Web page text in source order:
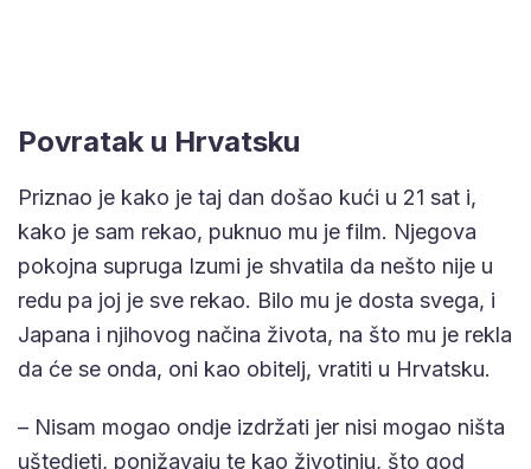
Povratak u Hrvatsku
Priznao je kako je taj dan došao kući u 21 sat i,
kako je sam rekao, puknuo mu je film. Njegova
pokojna supruga Izumi je shvatila da nešto nije u
redu pa joj je sve rekao. Bilo mu je dosta svega, i
Japana i njihovog načina života, na što mu je rekla
da će se onda, oni kao obitelj, vratiti u Hrvatsku.
– Nisam mogao ondje izdržati jer nisi mogao ništa
uštedjeti, ponižavaju te kao životinju, što god